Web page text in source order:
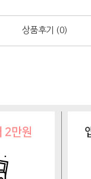
상품후기 (0)